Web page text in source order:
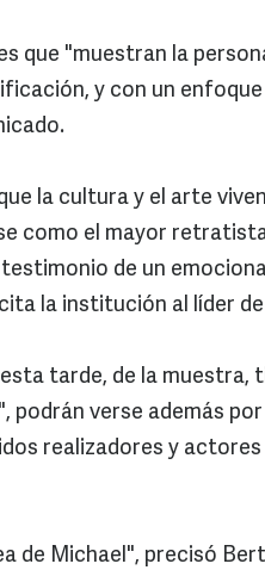
que "muestran la
y con un
la cultura y el arte
como el mayor
de un
la institución al líder de
tarde, de la muestra,
podrán verse además
realizadores y
de Michael", precisó